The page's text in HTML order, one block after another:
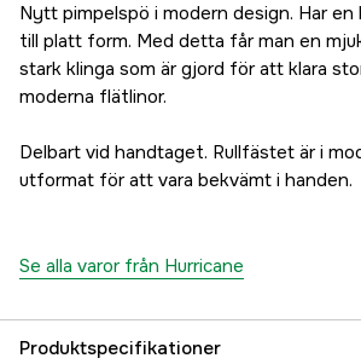
Nytt pimpelspö i modern design. Har en
till platt form. Med detta får man en
stark klinga som är gjord för att klara
moderna flätlinor.
Delbart vid handtaget. Rullfästet är i
utformat för att vara bekvämt i handen.
Se alla varor från Hurricane
Produktspecifikationer